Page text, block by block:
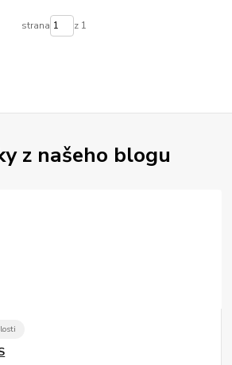
strana z 1
z našeho blogu